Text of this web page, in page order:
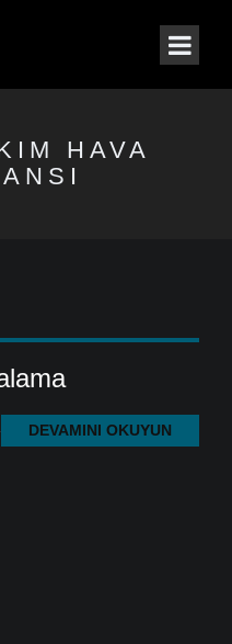
HAVA
DEVAMINI OKUYUN